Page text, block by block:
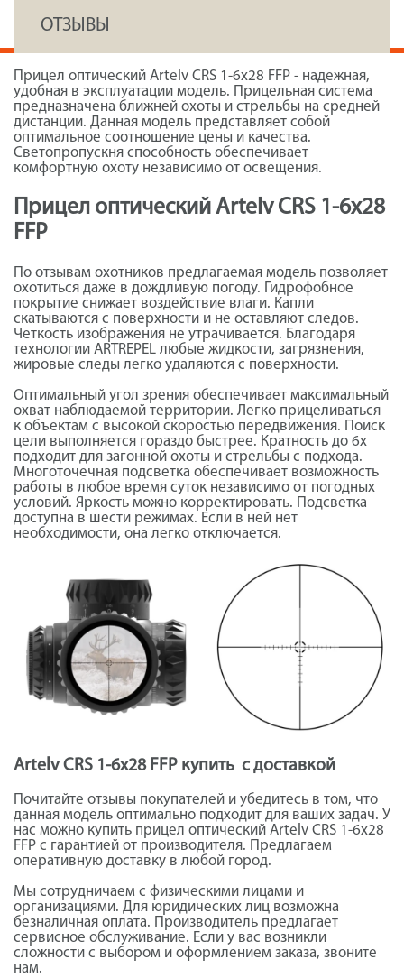
ОТЗЫВЫ
Прицел оптический Artelv CRS 1-6x28 FFP - надежная,
удобная в эксплуатации модель. Прицельная система
предназначена ближней охоты и стрельбы на средней
дистанции. Данная модель представляет собой
оптимальное соотношение цены и качества.
Светопропускня способность обеспечивает
комфортную охоту независимо от освещения.
Прицел оптический Artelv CRS 1-6x28
FFP
По отзывам охотников предлагаемая модель позволяет
охотиться даже в дождливую погоду. Гидрофобное
покрытие снижает воздействие влаги. Капли
скатываются с поверхности и не оставляют следов.
Четкость изображения не утрачивается. Благодаря
технологии ARTREPEL любые жидкости, загрязнения,
жировые следы легко удаляются с поверхности.
Оптимальный угол зрения обеспечивает максимальный
охват наблюдаемой территории. Легко прицеливаться
к объектам с высокой скоростью передвижения. Поиск
цели выполняется гораздо быстрее. Кратность до 6х
подходит для загонной охоты и стрельбы с подхода.
Многоточечная подсветка обеспечивает возможность
работы в любое время суток независимо от погодных
условий. Яркость можно корректировать. Подсветка
доступна в шести режимах. Если в ней нет
необходимости, она легко отключается.
Artelv CRS 1-6x28 FFP купить с доставкой
Почитайте отзывы покупателей и убедитесь в том, что
данная модель оптимально подходит для ваших задач. У
нас можно купить прицел оптический Artelv CRS 1-6x28
FFP с гарантией от производителя. Предлагаем
оперативную доставку в любой город.
Мы сотрудничаем с физическими лицами и
организациями. Для юридических лиц возможна
безналичная оплата. Производитель предлагает
сервисное обслуживание. Если у вас возникли
сложности с выбором и оформлением заказа, звоните
нам.